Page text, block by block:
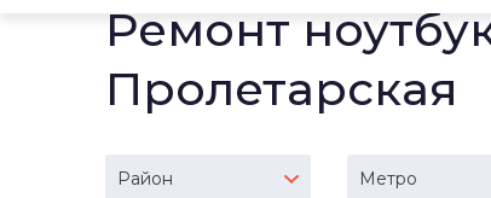
Ремонт
Пролетарская
Район Метро